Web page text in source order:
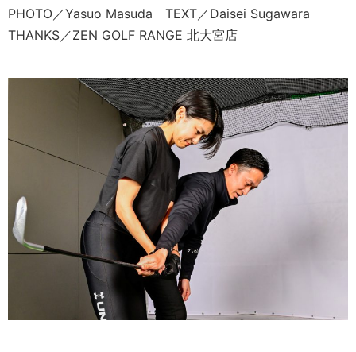
PHOTO／Yasuo Masuda TEXT／Daisei Sugawara
THANKS／ZEN GOLF RANGE 北大宮店